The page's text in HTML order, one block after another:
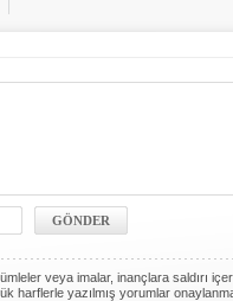
veya imalar, inançlara saldırı
harflerle yazılmış yorumlar